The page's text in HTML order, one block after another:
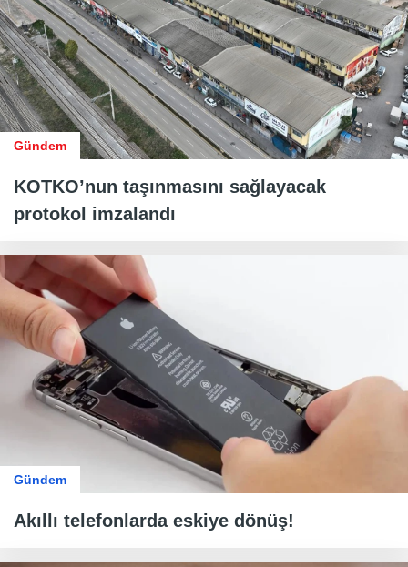
Gündem
KOTKO’nun taşınmasını sağlayacak
protokol imzalandı
Gündem
Akıllı telefonlarda eskiye dönüş!